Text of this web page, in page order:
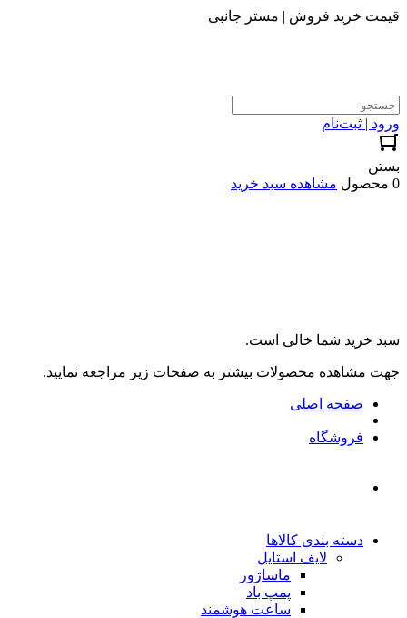
قیمت خرید فروش | مستر جانبی
ورود | ثبت‌نام
بستن
0 محصول
مشاهده سبد خرید
سبد خرید شما خالی است.
جهت مشاهده محصولات بیشتر به صفحات زیر مراجعه نمایید.
صفحه اصلی
فروشگاه
دسته بندی کالاها
لایف استایل
ماساژور
پمپ باد
ساعت هوشمند